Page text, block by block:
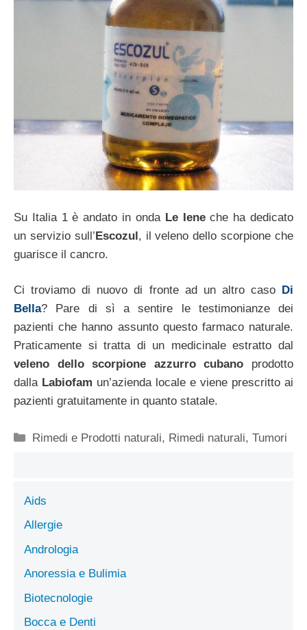
Su Italia 1 è andato in onda Le Ieneche ha dedicato
un servizio sull’Escozul, il veleno dello scorpione che
guarisce il cancro.
Ci troviamo di nuovo di fronte ad un altro caso Di
Bella? Pare di sì a sentire le testimonianze dei
pazienti che hanno assunto questo farmaco naturale.
Praticamente si tratta di un medicinale estratto dal
veleno dello scorpione azzurro cubano prodotto
dalla Labiofam un’azienda locale e viene prescritto ai
pazienti gratuitamente in quanto statale.
Categorie
Rimedi e Prodotti naturali, Rimedi naturali,Tumori
Aids
Allergie
Andrologia
Anoressia e Bulimia
Biotecnologie
Bocca e Denti